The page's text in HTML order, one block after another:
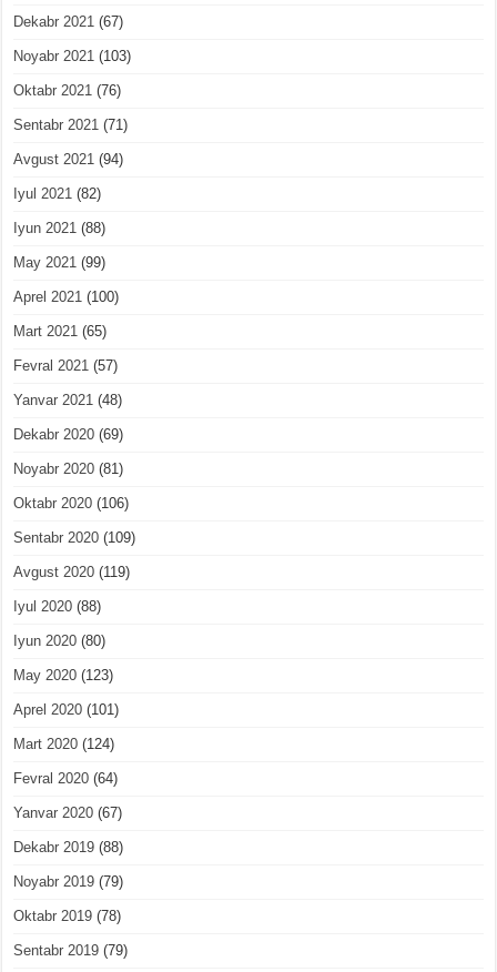
Dekabr 2021 (67)
Noyabr 2021 (103)
Oktabr 2021 (76)
Sentabr 2021 (71)
Avgust 2021 (94)
Iyul 2021 (82)
Iyun 2021 (88)
May 2021 (99)
Aprel 2021 (100)
Mart 2021 (65)
Fevral 2021 (57)
Yanvar 2021 (48)
Dekabr 2020 (69)
Noyabr 2020 (81)
Oktabr 2020 (106)
Sentabr 2020 (109)
Avgust 2020 (119)
Iyul 2020 (88)
Iyun 2020 (80)
May 2020 (123)
Aprel 2020 (101)
Mart 2020 (124)
Fevral 2020 (64)
Yanvar 2020 (67)
Dekabr 2019 (88)
Noyabr 2019 (79)
Oktabr 2019 (78)
Sentabr 2019 (79)